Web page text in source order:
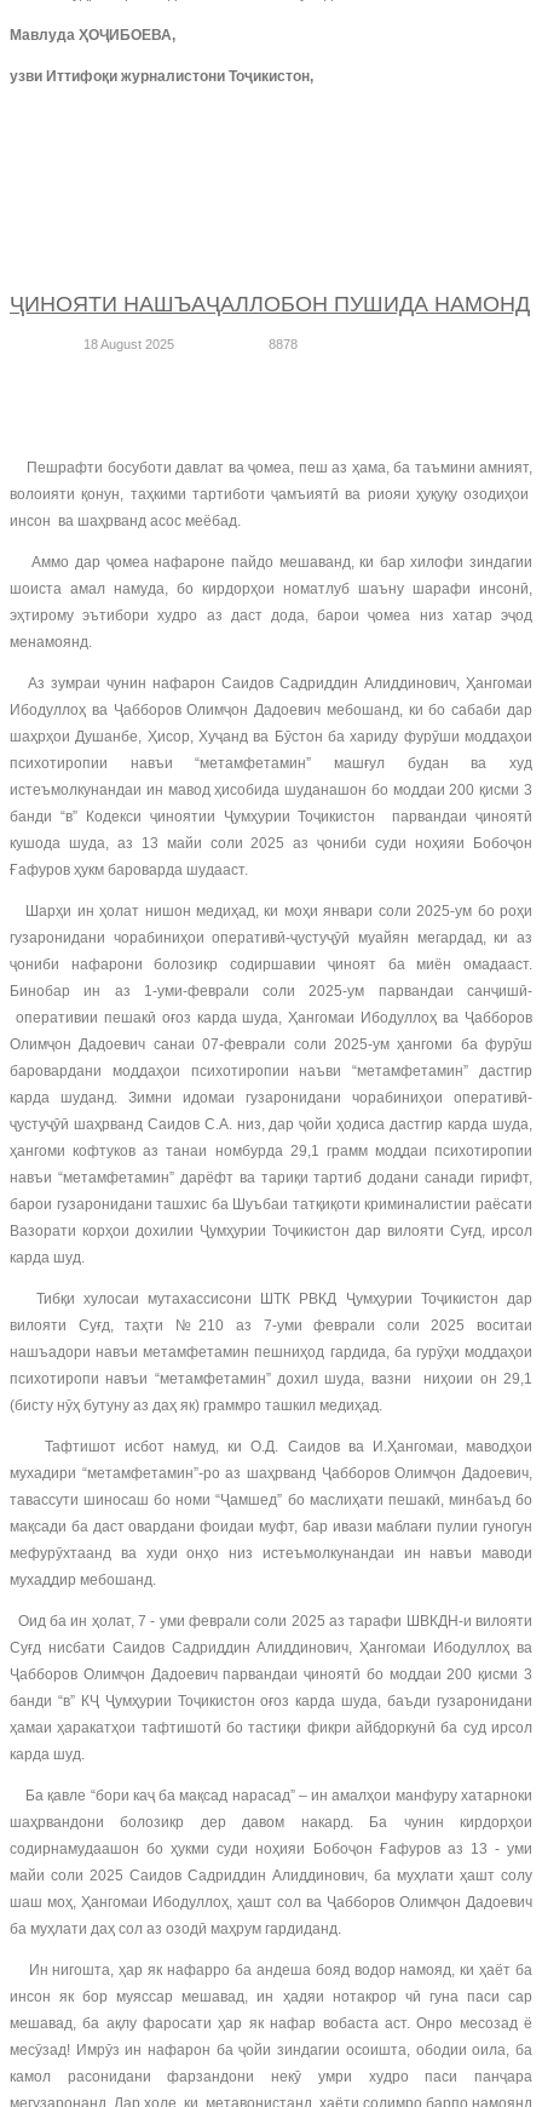
Мавлуда ҲОҶИБОЕВА,
узви Иттифоқи журналистони Тоҷикистон,
ҶИНОЯТИ НАШЪАҶАЛЛОБОН ПУШИДА НАМОНД
18 August 2025 8878
Пешрафти босуботи давлат ва ҷомеа, пеш аз ҳама, ба таъмини амният,
волоияти қонун, таҳкими тартиботи ҷамъиятӣ ва риояи ҳуқуқу озодиҳои
инсон ва шаҳрванд асос меёбад.
Аммо дар ҷомеа нафароне пайдо мешаванд, ки бар хилофи зиндагии
шоиста амал намуда, бо кирдорҳои номатлуб шаъну шарафи инсонӣ,
эҳтирому эътибори худро аз даст дода, барои ҷомеа низ хатар эҷод
менамоянд.
Аз зумраи чунин нафарон Саидов Садриддин Алиддинович, Ҳангомаи
Ибодуллоҳ ва Ҷабборов Олимҷон Дадоевич мебошанд, ки бо сабаби дар
шаҳрҳои Душанбе, Ҳисор, Хуҷанд ва Бӯстон ба хариду фурӯши моддаҳои
психотиропии навъи “метамфетамин” машғул будан ва худ
истеъмолкунандаи ин мавод ҳисобида шуданашон бо моддаи 200 қисми 3
банди “в” Кодекси ҷиноятии Ҷумҳурии Тоҷикистон парвандаи ҷиноятӣ
кушода шуда, аз 13 майи соли 2025 аз ҷониби суди ноҳияи Бобоҷон
Ғафуров ҳукм бароварда шудааст.
Шарҳи ин ҳолат нишон медиҳад, ки моҳи январи соли 2025-ум бо роҳи
гузаронидани чорабиниҳои оперативӣ-ҷустуҷӯӣ муайян мегардад, ки аз
ҷониби нафарони болозикр содиршавии ҷиноят ба миён омадааст.
Бинобар ин аз 1-уми-феврали соли 2025-ум парвандаи санҷишӣ-
оперативии пешакӣ оғоз карда шуда, Ҳангомаи Ибодуллоҳ ва Ҷабборов
Олимҷон Дадоевич санаи 07-феврали соли 2025-ум ҳангоми ба фурӯш
баровардани моддаҳои психотиропии наъви “метамфетамин” дастгир
карда шуданд. Зимни идомаи гузаронидани чорабиниҳои оперативӣ-
ҷустуҷӯӣ шаҳрванд Саидов С.А. низ, дар ҷойи ҳодиса дастгир карда шуда,
ҳангоми кофтуков аз танаи номбурда 29,1 грамм моддаи психотиропии
навъи “метамфетамин” дарёфт ва тариқи тартиб додани санади гирифт,
барои гузаронидани ташхис ба Шуъбаи татқиқоти криминалистии раёсати
Вазорати корҳои дохилии Ҷумҳурии Тоҷикистон дар вилояти Суғд, ирсол
карда шуд.
Тибқи хулосаи мутахассисони ШТК РВКД Ҷумҳурии Тоҷикистон дар
вилояти Суғд, таҳти №210 аз 7-уми феврали соли 2025 воситаи
нашъадори навъи метамфетамин пешниҳод гардида, ба гурӯҳи моддаҳои
психотиропи навъи “метамфетамин” дохил шуда, вазни ниҳоии он 29,1
(бисту нӯҳ бутуну аз даҳ як) граммро ташкил медиҳад.
Тафтишот исбот намуд, ки О.Д. Саидов ва И.Ҳангомаи, маводҳои
мухадири “метамфетамин”-ро аз шаҳрванд Ҷабборов Олимҷон Дадоевич,
тавассути шиносаш бо номи “Ҷамшед” бо маслиҳати пешакӣ, минбаъд бо
мақсади ба даст овардани фоидаи муфт, бар ивази маблағи пулии гуногун
мефурӯхтаанд ва худи онҳо низ истеъмолкунандаи ин навъи маводи
мухаддир мебошанд.
Оид ба ин ҳолат, 7 - уми феврали соли 2025 аз тарафи ШВКДН-и вилояти
Суғд нисбати Саидов Садриддин Алиддинович, Ҳангомаи Ибодуллоҳ ва
Ҷабборов Олимҷон Дадоевич парвандаи ҷиноятӣ бо моддаи 200 қисми 3
банди “в” КҶ Ҷумҳурии Тоҷикистон оғоз карда шуда, баъди гузаронидани
ҳамаи ҳаракатҳои тафтишотӣ бо тастиқи фикри айбдоркунӣ ба суд ирсол
карда шуд.
Ба қавле “бори каҷ ба мақсад нарасад” – ин амалҳои манфуру хатарноки
шаҳрвандони болозикр дер давом накард. Ба чунин кирдорҳои
содирнамудаашон бо ҳукми суди ноҳияи Бобоҷон Ғафуров аз 13 - уми
майи соли 2025 Саидов Садриддин Алиддинович, ба муҳлати ҳашт солу
шаш моҳ, Ҳангомаи Ибодуллоҳ, ҳашт сол ва Ҷабборов Олимҷон Дадоевич
ба муҳлати даҳ сол аз озодӣ маҳрум гардиданд.
Ин нигошта, ҳар як нафарро ба андеша бояд водор намояд, ки ҳаёт ба
инсон як бор муяссар мешавад, ин ҳадяи нотакрор чӣ гуна паси сар
мешавад, ба ақлу фаросати ҳар як нафар вобаста аст. Онро месозад ё
месӯзад! Имрӯз ин нафарон ба ҷойи зиндагии осоишта, ободии оила, ба
камол расонидани фарзандони некӯ умри худро паси панҷара
мегузаронанд. Дар ҳоле, ки метавонистанд, ҳаёти солимро барпо намоянд